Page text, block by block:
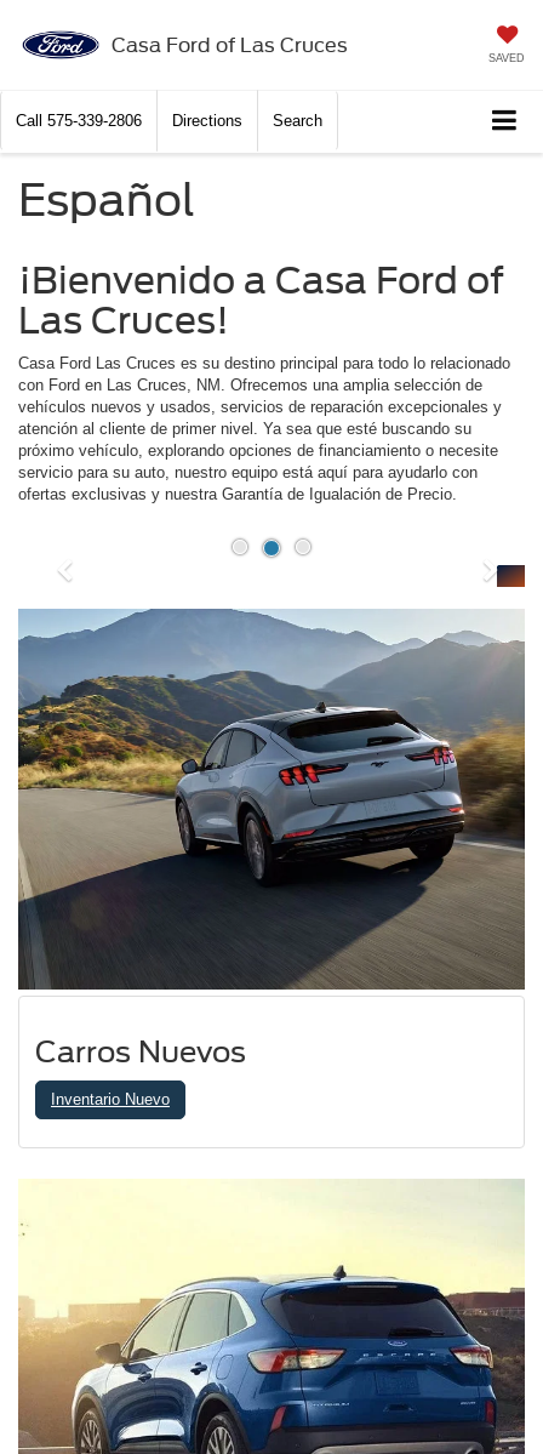
Casa Ford of Las Cruces
SAVED
Call 575-339-2806 Directions Search
Español
¡Bienvenido a Casa Ford of
Las Cruces!
Casa Ford Las Cruces es su destino principal para todo lo relacionado
con Ford en Las Cruces, NM. Ofrecemos una amplia selección de
vehículos nuevos y usados, servicios de reparación excepcionales y
atención al cliente de primer nivel. Ya sea que esté buscando su
próximo vehículo, explorando opciones de financiamiento o necesite
servicio para su auto, nuestro equipo está aquí para ayudarlo con
ofertas exclusivas y nuestra Garantía de Igualación de Precio.